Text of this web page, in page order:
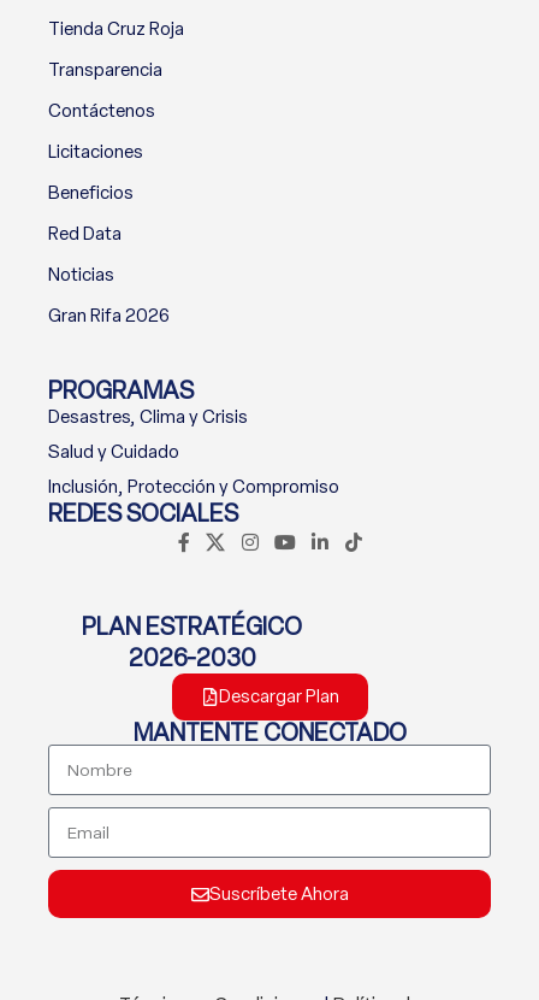
Tienda Cruz Roja
Transparencia
Contáctenos
Licitaciones
Beneficios
Red Data
Noticias
Gran Rifa 2026
PROGRAMAS
Desastres, Clima y Crisis
Salud y Cuidado
Inclusión, Protección y Compromiso
REDES SOCIALES
PLAN ESTRATÉGICO
2026-2030
Descargar Plan
MANTENTE CONECTADO
Suscríbete Ahora